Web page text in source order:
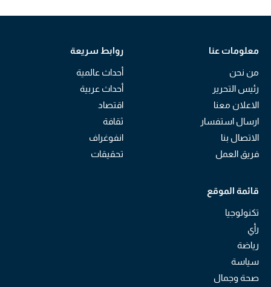
معلومات عنا
من نحن
رئيس التحرير
الاعلان معنا
ارسال استفسار
الاتصال بنا
فريق العمل
روابط سريعة
أحداث عالمية
أحداث عربية
اقتصاد
ثقافة
انفوغراف
تحقيقات
قائمة الموقع
تكنولوجيا
رأي
رياضة
سياسة
صحة وجمال